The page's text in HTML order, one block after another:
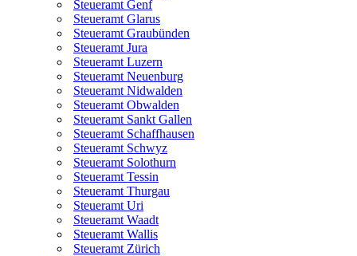
Steueramt Genf
Steueramt Glarus
Steueramt Graubünden
Steueramt Jura
Steueramt Luzern
Steueramt Neuenburg
Steueramt Nidwalden
Steueramt Obwalden
Steueramt Sankt Gallen
Steueramt Schaffhausen
Steueramt Schwyz
Steueramt Solothurn
Steueramt Tessin
Steueramt Thurgau
Steueramt Uri
Steueramt Waadt
Steueramt Wallis
Steueramt Zürich